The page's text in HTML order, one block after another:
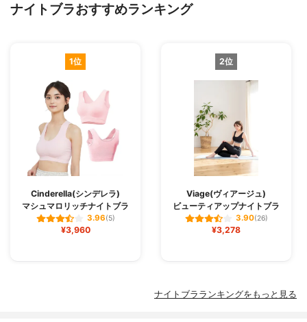
ナイトブラおすすめランキング
1位
Cinderella(シンデレラ)
マシュマロリッチナイトブラ
3.96(5)
¥3,960
2位
Viage(ヴィアージュ)
ビューティアップナイトブラ
3.90(26)
¥3,278
ナイトブラランキングをもっと見る